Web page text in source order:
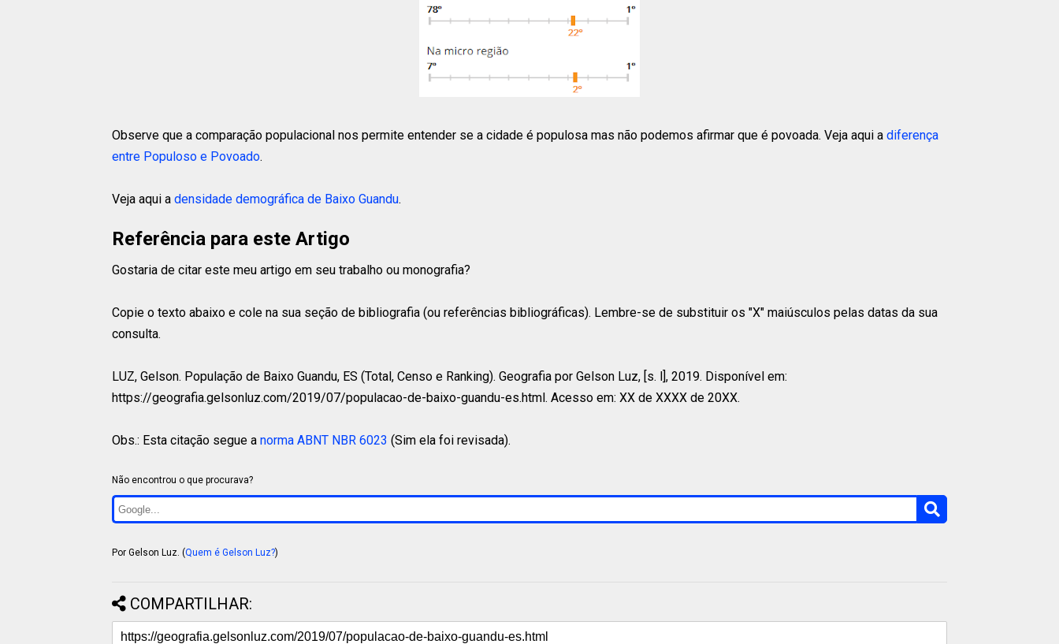
Observe que a comparação populacional nos permite entender se a cidade é populosa mas não podemos afirmar que é povoada. Veja aqui a diferença
entre Populoso e Povoado.
Veja aqui a densidade demográfica de Baixo Guandu.
Referência para este Artigo
Gostaria de citar este meu artigo em seu trabalho ou monografia?
Copie o texto abaixo e cole na sua seção de bibliografia (ou referências bibliográficas). Lembre-se de substituir os "X" maiúsculos pelas datas da sua
consulta.
LUZ, Gelson. População de Baixo Guandu, ES (Total, Censo e Ranking). Geografia por Gelson Luz, [s. l], 2019. Disponível em:
https://geografia.gelsonluz.com/2019/07/populacao-de-baixo-guandu-es.html. Acesso em: XX de XXXX de 20XX.
Obs.: Esta citação segue a norma ABNT NBR 6023 (Sim ela foi revisada).
Não encontrou o que procurava?
Por Gelson Luz. (Quem é Gelson Luz?)
COMPARTILHAR: